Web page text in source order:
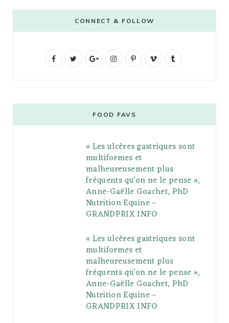
CONNECT & FOLLOW
F
b
t
G
g
l
e
P
l
s
I
t
a
g
r
a
m
P
e
r
e
s
V
o
l
r
FOOD FAVS
« Les ulcères gastriques sont
multiformes et
malheureusement plus
fréquents qu’on ne le pense »,
Anne-Gaëlle Goachet, PhD
Nutrition Equine –
GRANDPRIX INFO
« Les ulcères gastriques sont
multiformes et
malheureusement plus
fréquents qu’on ne le pense »,
Anne-Gaëlle Goachet, PhD
Nutrition Equine –
GRANDPRIX INFO